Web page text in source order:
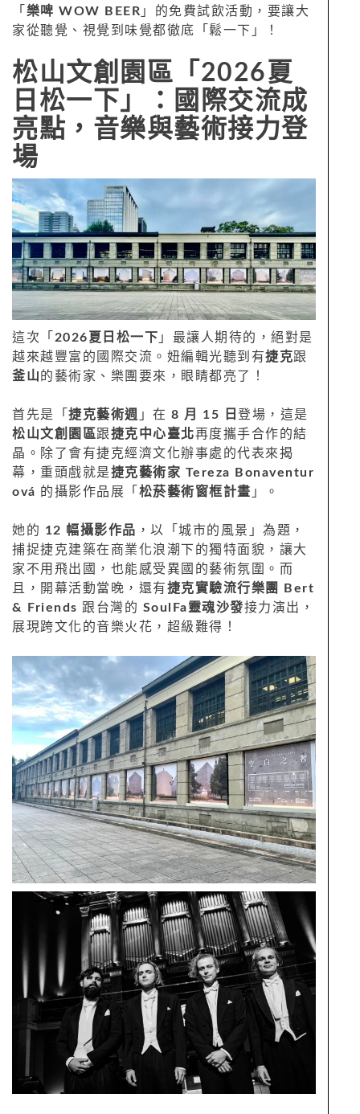
「 樂啤 WOW BEER 」的免費試飲活動，要讓大
家從聽覺、視覺到味覺都徹底「鬆一下」！
松山文創園區「2026夏
日松一下」：國際交流成
亮點，音樂與藝術接力登
場
這次「 2026夏日松一下 」最讓人期待的，絕對是
越來越豐富的國際交流。妞編輯光聽到有捷克跟
釜山 的藝術家、樂團要來，眼睛都亮了！
首先是「 捷克藝術週 」在 8 月 15 日 登場，這是
松山文創園區跟捷克中心臺北再度攜手合作的結
晶。除了會有捷克經濟文化辦事處的代表來揭
幕，重頭戲就是捷克藝術家 Tereza Bonaventur
ová 的攝影作品展「 松菸藝術窗框計畫 」。
她的 12 幅攝影作品 ，以「城市的風景」為題，
捕捉捷克建築在商業化浪潮下的獨特面貌，讓大
家不用飛出國，也能感受異國的藝術氛圍。而
且，開幕活動當晚，還有捷克實驗流行樂團 Bert
& Friends 跟台灣的 SoulFa靈魂沙發接力演出，
展現跨文化的音樂火花，超級難得！